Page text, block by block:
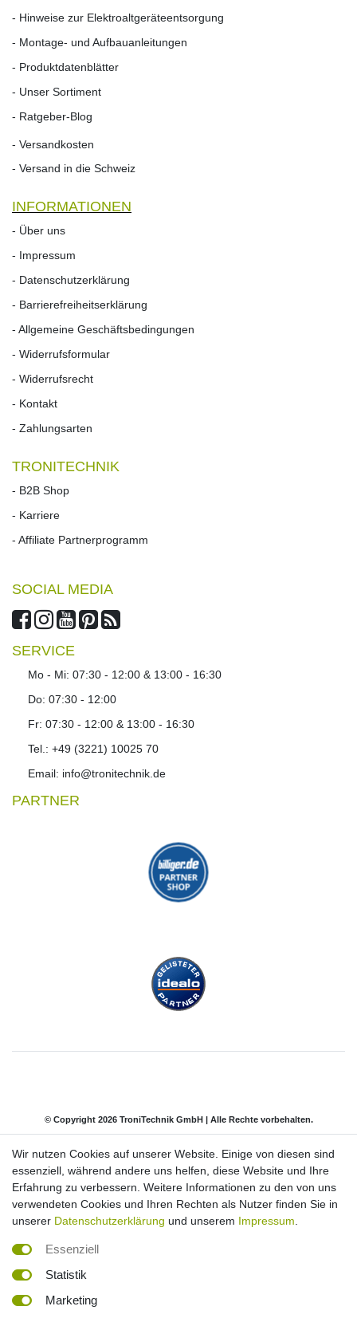
- Hinweise zur Elektroaltgeräteentsorgung
- Montage- und Aufbauanleitungen
- Produktdatenblätter
- Unser Sortiment
- Ratgeber-Blog
- Versandkosten
- Versand in die Schweiz
INFORMATIONEN
- Über uns
- Impressum
- Datenschutzerklärung
- Barrierefreiheitserklärung
- Allgemeine Geschäftsbedingungen
- Widerrufsformular
- Widerrufs­recht
- Kontakt
- Zahlungsarten
TRONITECHNIK
- B2B Shop
- Karriere
- Affiliate Partnerprogramm
SOCIAL MEDIA
SERVICE
Mo - Mi: 07:30 - 12:00 & 13:00 - 16:30
Do: 07:30 - 12:00
Fr: 07:30 - 12:00 & 13:00 - 16:30
Tel.: +49 (3221) 10025 70
Email: info@tronitechnik.de
PARTNER
© Copyright 2026 TroniTechnik GmbH | Alle Rechte vorbehalten.
Impressum Daten­schutz­erklärung AGB
Barrierefreiheitserklärung Widerrufs­recht
Wir nutzen Cookies auf unserer Website. Einige von diesen sind
essenziell, während andere uns helfen, diese Website und Ihre
Erfahrung zu verbessern. Weitere Informationen zu den von uns
verwendeten Cookies und Ihren Rechten als Nutzer finden Sie in
unserer Datenschutzerklärung und unserem Impressum
Essenziell
Statistik
Marketing